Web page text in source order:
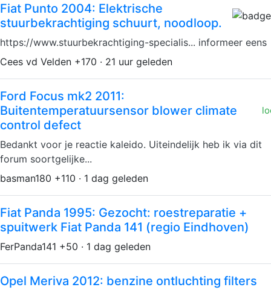
Fiat Punto 2004: Elektrische
stuurbekrachtiging schuurt, noodloop.
https://www.stuurbekrachtiging-specialis... informeer eens
Cees vd Velden +170 · 21 uur geleden
Ford Focus mk2 2011:
Buitentemperatuursensor blower climate
control defect
Bedankt voor je reactie kaleido. Uiteindelijk heb ik via dit
forum soortgelijke...
basman180 +110 · 1 dag geleden
Fiat Panda 1995: Gezocht: roestreparatie +
spuitwerk Fiat Panda 141 (regio Eindhoven)
FerPanda141 +50 · 1 dag geleden
Opel Meriva 2012: benzine ontluchting filters